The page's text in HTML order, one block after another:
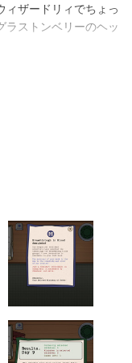
ィザードリィでちょっ
ラストンベリーのヘッ